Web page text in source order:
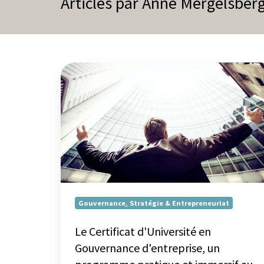
Formations sur mesure
Aides financières
Le
Certificat
d'Université
en
Gouvernance
d'entreprise,
un
programme
pratique
immersif
sein
Gouvernance, Stratégie & Entrepreneuriat
Le Certificat d'Université en
Gouvernance d'entreprise, un